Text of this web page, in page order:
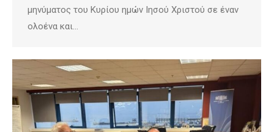
μηνύματος του Κυρίου ημών Ιησού Χριστού σε έναν
ολοένα και…